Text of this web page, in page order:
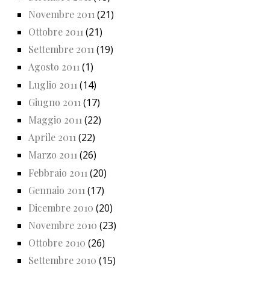
Novembre 2011 (21)
Ottobre 2011 (21)
Settembre 2011 (19)
Agosto 2011(1)
Luglio 2011 (14)
Giugno 2011 (17)
Maggio 2011 (22)
Aprile 2011 (22)
Marzo 2011(26)
Febbraio 2011 (20)
Gennaio 2011 (17)
Dicembre 2010 (20)
Novembre 2010 (23)
Ottobre 2010 (26)
Settembre 2010 (15)